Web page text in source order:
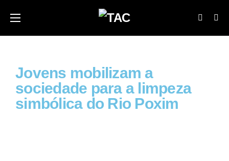
Jovens mobilizam a
sociedade para a limpeza
simbólica do Rio Poxim